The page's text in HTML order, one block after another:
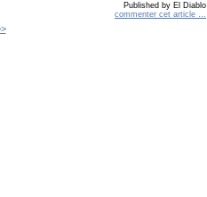
Published by El Diablo
commenter cet article …